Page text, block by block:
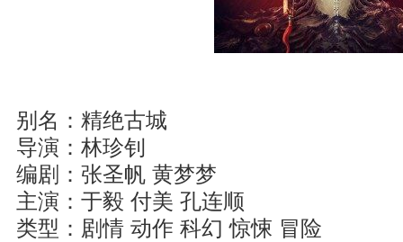
别名：精绝古城
导演：林珍钊
编剧：张圣帆 黄梦梦
主演：于毅 付美 孔连顺
类型：剧情 动作 科幻 惊悚 冒险